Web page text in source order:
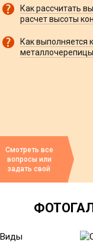
Как рассчитать
расчет высоты
Как выполняется
Смотреть все
вопросы или
задать свой